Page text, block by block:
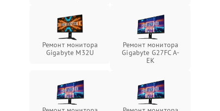
Ремонт монитора
Gigabyte M32U
Ремонт монитора
Gigabyte G27FC A-
EK